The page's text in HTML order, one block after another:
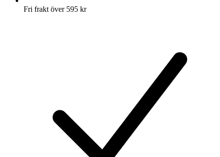
Fri frakt över 595 kr